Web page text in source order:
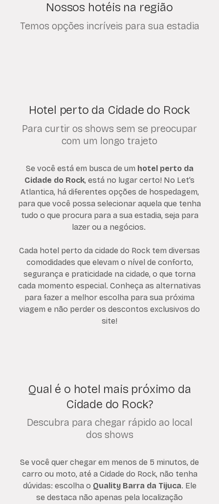
Nossos hotéis na região
Temos opções incríveis para sua estadia
Hotel perto da Cidade do Rock
Para curtir os shows sem se preocupar
com um longo trajeto
Se você está em busca de um hotel perto da
Cidade do Rock, está no lugar certo! No Let’s
Atlantica, há diferentes opções de hospedagem,
para que você possa selecionar aquela que tenha
tudo o que procura para a sua estadia, seja para
lazer ou a negócios.
Cada hotel perto da cidade do Rock tem diversas
comodidades que elevam o nível de conforto,
segurança e praticidade na cidade, o que torna
cada momento especial. Conheça as alternativas
para fazer a melhor escolha para sua próxima
viagem e não perder os descontos exclusivos do
site!
Qual é o hotel mais próximo da
Cidade do Rock?
Descubra para chegar rápido ao local
dos shows
Se você quer chegar em menos de 5 minutos, de
carro ou moto, até a Cidade do Rock, não tenha
dúvidas: escolha o Quality Barra da Tijuca. Ele
se destaca não apenas pela localização